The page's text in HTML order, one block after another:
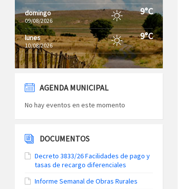
domingo
09/08/2026
9°C
lunes
10/08/2026
9°C
AGENDA MUNICIPAL
No hay eventos en este momento
DOCUMENTOS
Decreto 3833/26 Facilidades de pago y
tasas de recargo diferenciales
Informe Semanal de Obras Rurales